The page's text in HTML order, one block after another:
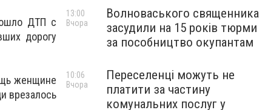
ДТП с
дорогу
женщине
врезалось
Волноваського священника
засудили на 15 років тюрми
за пособництво окупантам
13:00
Вчора
Переселенці можуть не
платити за частину
комунальних послуг у
10:06
Вчора